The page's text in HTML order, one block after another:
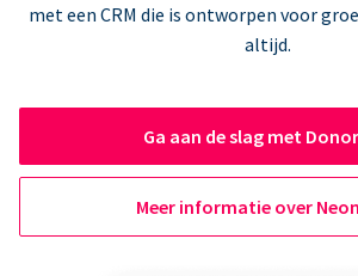
met een CRM die is ontworpen voor
altijd.
Ga aan de slag met
Meer informatie over Neon